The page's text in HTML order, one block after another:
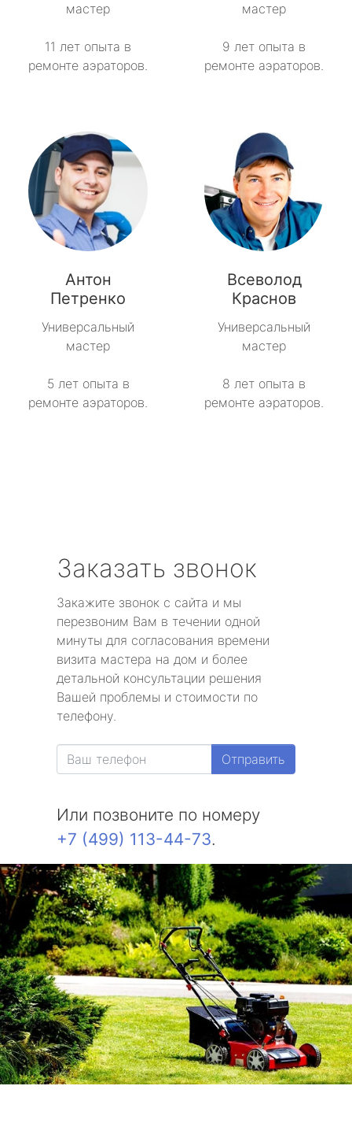
мастер
11 лет опыта в
ремонте аэраторов.
мастер
9 лет опыта в
ремонте аэраторов.
Антон
Петренко
Универсальный
мастер
5 лет опыта в
ремонте аэраторов.
Всеволод
Краснов
Универсальный
мастер
8 лет опыта в
ремонте аэраторов.
Заказать звонок
Закажите звонок с сайта и мы
перезвоним Вам в течении одной
минуты для согласования времени
визита мастера на дом и более
детальной консультации решения
Вашей проблемы и стоимости по
телефону.
Отправить
Или позвоните по номеру
+7 (499) 113-44-73.